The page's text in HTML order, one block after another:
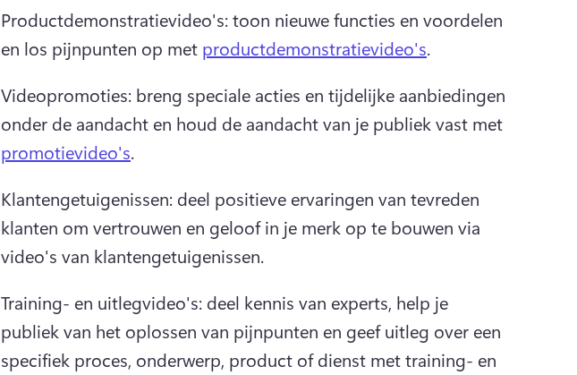
Productdemonstratievideo's: toon nieuwe functies en voordelen
en los pijnpunten op met productdemonstratievideo's.
Videopromoties: breng speciale acties en tijdelijke aanbiedingen
onder de aandacht en houd de aandacht van je publiek vast met
promotievideo's.
Klantengetuigenissen: deel positieve ervaringen van tevreden
klanten om vertrouwen en geloof in je merk op te bouwen via
video's van klantengetuigenissen.
Training- en uitlegvideo's: deel kennis van experts, help je
publiek van het oplossen van pijnpunten en geef uitleg over een
specifiek proces, onderwerp, product of dienst met training- en